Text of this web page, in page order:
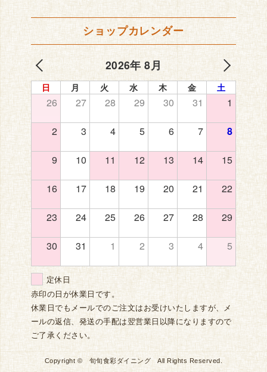
ショップカレンダー
2026年 8月
日 月 火 水 木 金 土
26 27 28 29 30 31 1
2 3 4 5 6 7 8
9 10 11 12 13 14 15
16 17 18 19 20 21 22
23 24 25 26 27 28 29
30 31 1 2 3 4 5
定休日
赤印の日が休業日です。
休業日でもメールでのご注文はお受けいたしますが、メ
ールの返信、発送の手配は翌営業日以降になりますので
ご了承ください。
Copyright © 旬旬食彩ダイニング All Rights Reserved.